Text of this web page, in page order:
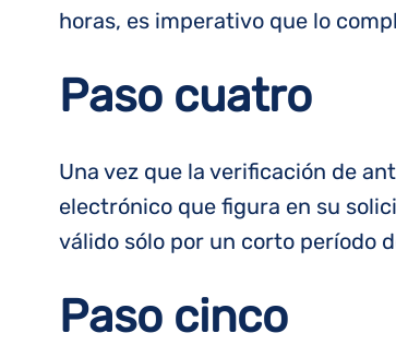
horas, es imperativo que lo
Paso cuatro
Una vez que la verificación de
electrónico que figura en su
válido sólo por un corto período
Paso cinco